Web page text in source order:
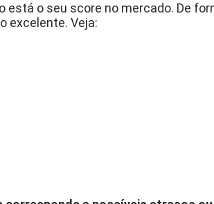
está o seu score no mercado. De
excelente. Veja: